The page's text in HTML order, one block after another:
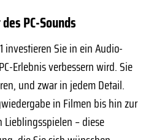
PC-Sounds
investieren Sie in ein Audio-
Erlebnis verbessern wird. Sie
und zwar in jedem Detail.
in Filmen bis hin zur
– diese